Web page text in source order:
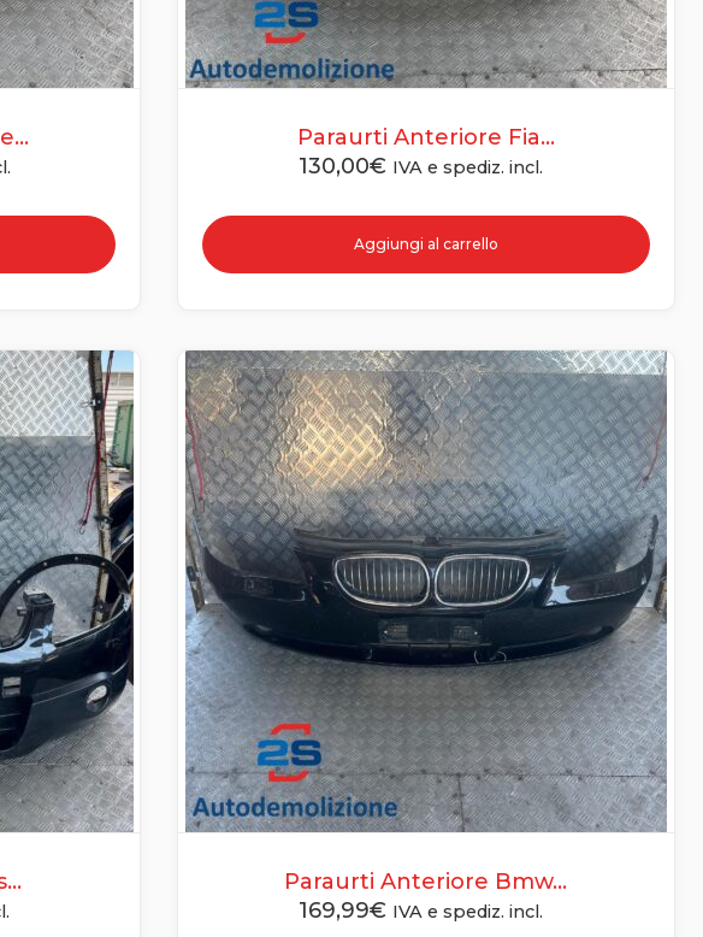
Paraurti Anteriore Fia...
130,00€ IVA e spediz. incl.
Aggiungi al carrello
Paraurti Anteriore Bmw...
169,99€ IVA e spediz. incl.